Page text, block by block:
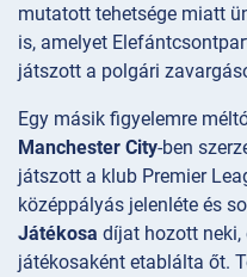
mutatott tehetsége miatt
is, amelyet
játszott a polgári
Egy másik figyelemre
Manchester City-ben
játszott a klub Premier
középpályás jelenléte és
Játékosa díjat hozott neki,
játékosaként etablálta őt.